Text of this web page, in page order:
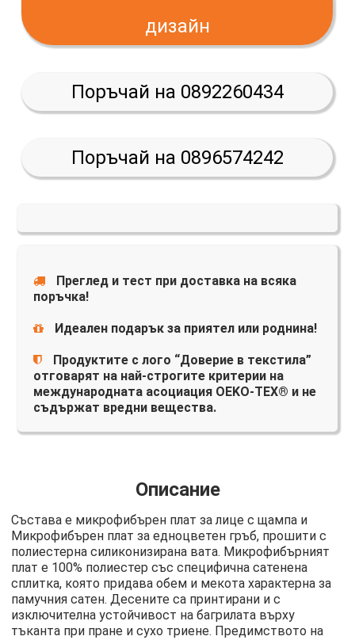
дизайн
Поръчай на 0892260434
Поръчай на 0896574242
Преглед и тест при доставка на всяка
поръчка!
Идеален подарък за приятел или роднина!
Продуктите с лого “Доверие в текстила”
отговарят на най-строгите критерии на
международната асоциация OEKO-TEX® и не
съдържат вредни вещества.
Описание
Състава е микрофибърен плат за лице с щампа и
Микрофибърен плат за едноцветен гръб, прошити с
полиестерна силиконизирана вата. Микрофибърният
плат е 100% полиестер със специфична сатенена
сплитка, която придава обем и мекота характерна за
памучния сатен. Десените са принтирани и с
изключителна устойчивост на багрилата върху
тъканта при пране и сухо триене. Предимството на